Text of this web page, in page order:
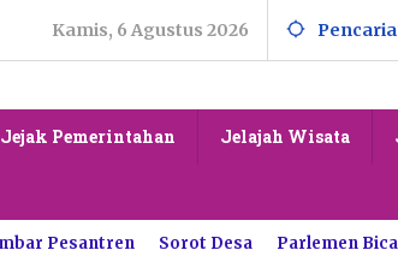
Kamis, 6 Agustus 2026
Jejak Pemerintahan Jelajah Wisata
Pesantren Sorot Desa Parlemen